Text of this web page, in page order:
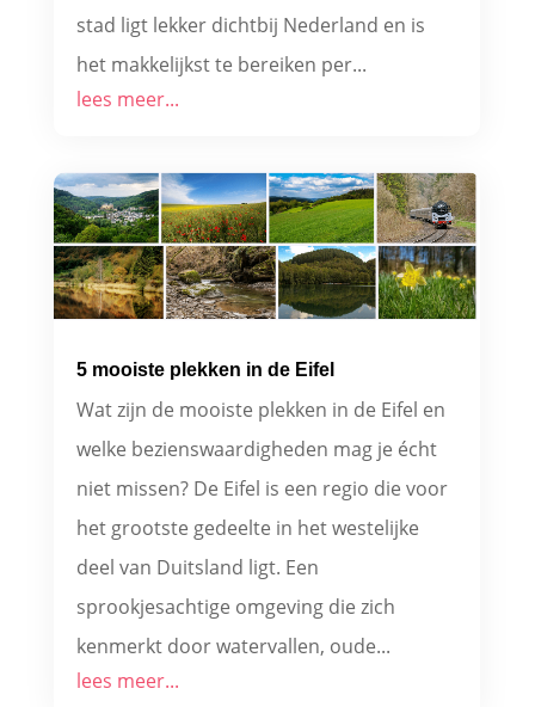
stad ligt lekker dichtbij Nederland en is
het makkelijkst te bereiken per...
lees meer...
5 mooiste plekken in de Eifel
Wat zijn de mooiste plekken in de Eifel en
welke bezienswaardigheden mag je écht
niet missen? De Eifel is een regio die voor
het grootste gedeelte in het westelijke
deel van Duitsland ligt. Een
sprookjesachtige omgeving die zich
kenmerkt door watervallen, oude...
lees meer...